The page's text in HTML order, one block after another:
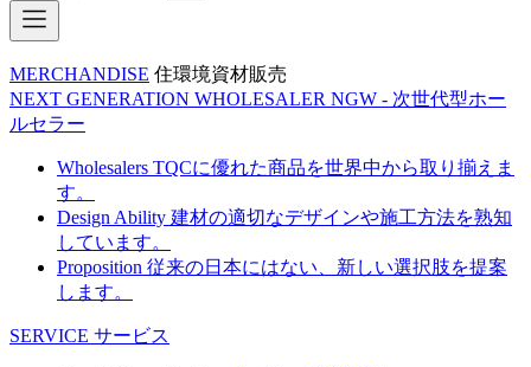
MERCHANDISE 住環境資材販売
NEXT GENERATION WHOLESALER NGW - 次世代型ホー
ルセラー
Wholesalers TQCに優れた商品を世界中から取り揃えま
す。
Design Ability 建材の適切なデザインや施工方法を熟知
しています。
Proposition 従来の日本にはない、新しい選択肢を提案
します。
SERVICE サービス